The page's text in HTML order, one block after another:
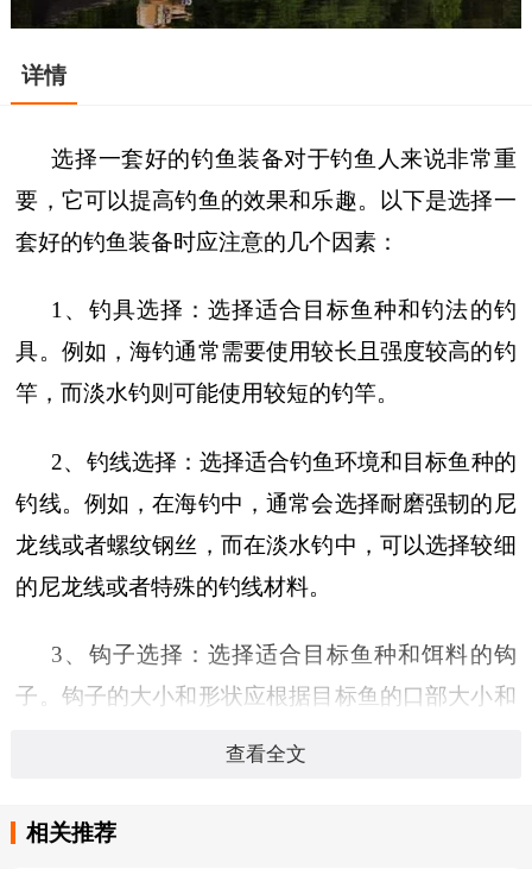
详情
选择一套好的钓鱼装备对于钓鱼人来说非常重
要，它可以提高钓鱼的效果和乐趣。以下是选择一
套好的钓鱼装备时应注意的几个因素：
1、钓具选择：选择适合目标鱼种和钓法的钓
具。例如，海钓通常需要使用较长且强度较高的钓
竿，而淡水钓则可能使用较短的钓竿。
2、钓线选择：选择适合钓鱼环境和目标鱼种的
钓线。例如，在海钓中，通常会选择耐磨强韧的尼
龙线或者螺纹钢丝，而在淡水钓中，可以选择较细
的尼龙线或者特殊的钓线材料。
3、钩子选择：选择适合目标鱼种和饵料的钩
子。钩子的大小和形状应根据目标鱼的口部大小和
4、饵料选择：选择适合目标鱼种和钓法的饵
查看全文
相关推荐